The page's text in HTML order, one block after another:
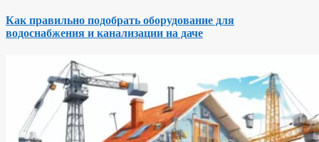
Как правильно подобрать оборудование для
водоснабжения и канализации на даче